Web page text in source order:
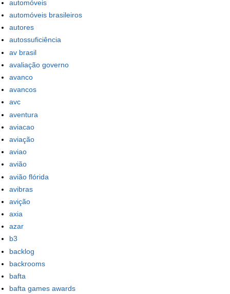
automóveis
automóveis brasileiros
autores
autossuficiência
av brasil
avaliação governo
avanco
avancos
avc
aventura
aviacao
aviação
aviao
avião
avião flórida
avibras
avição
axia
azar
b3
backlog
backrooms
bafta
bafta games awards